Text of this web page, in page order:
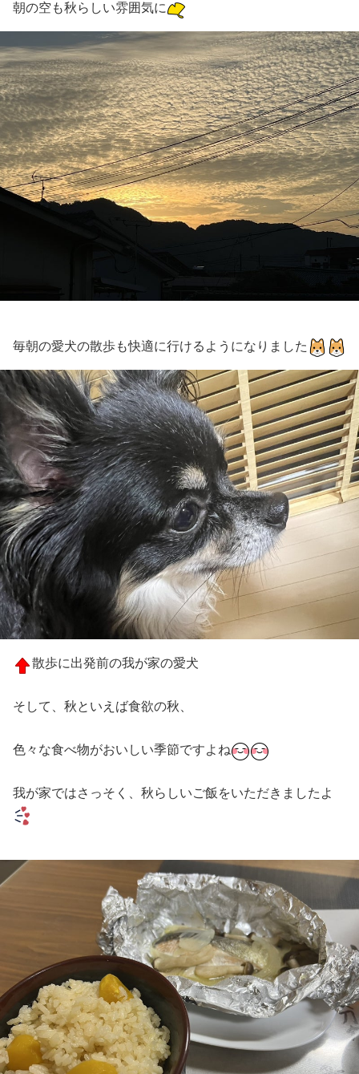
朝の空も秋らしい雰囲気に
毎朝の愛犬の散歩も快適に行けるようになりました
散歩に出発前の我が家の愛犬
そして、秋といえば食欲の秋、
色々な食べ物がおいしい季節ですよね
我が家ではさっそく、秋らしいご飯をいただきましたよ